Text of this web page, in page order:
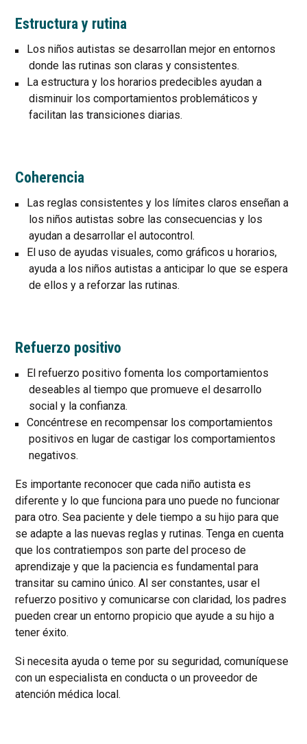
Estructura y rutina
Los niños autistas se desarrollan mejor en entornos
donde las rutinas son claras y consistentes.
La estructura y los horarios predecibles ayudan a
disminuir los comportamientos problemáticos y
facilitan las transiciones diarias.
Coherencia
Las reglas consistentes y los límites claros enseñan a
los niños autistas sobre las consecuencias y los
ayudan a desarrollar el autocontrol.
El uso de ayudas visuales, como gráficos u horarios,
ayuda a los niños autistas a anticipar lo que se espera
de ellos y a reforzar las rutinas.
Refuerzo positivo
El refuerzo positivo fomenta los comportamientos
deseables al tiempo que promueve el desarrollo
social y la confianza.
Concéntrese en recompensar los comportamientos
positivos en lugar de castigar los comportamientos
negativos.
Es importante reconocer que cada niño autista es
diferente y lo que funciona para uno puede no funcionar
para otro. Sea paciente y dele tiempo a su hijo para que
se adapte a las nuevas reglas y rutinas. Tenga en cuenta
que los contratiempos son parte del proceso de
aprendizaje y que la paciencia es fundamental para
transitar su camino único. Al ser constantes, usar el
refuerzo positivo y comunicarse con claridad, los padres
pueden crear un entorno propicio que ayude a su hijo a
tener éxito.
Si necesita ayuda o teme por su seguridad, comuníquese
con un especialista en conducta o un proveedor de
atención médica local.